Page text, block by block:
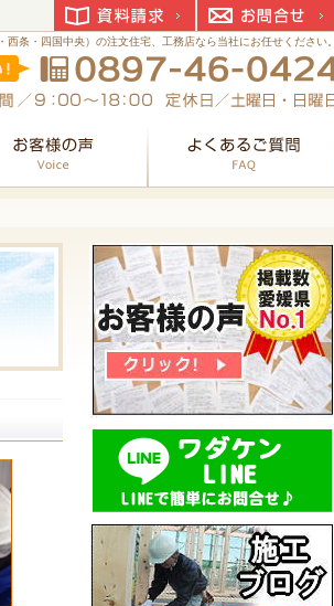
条・四国中央）の注文住宅、工務店なら当社にお任せください。